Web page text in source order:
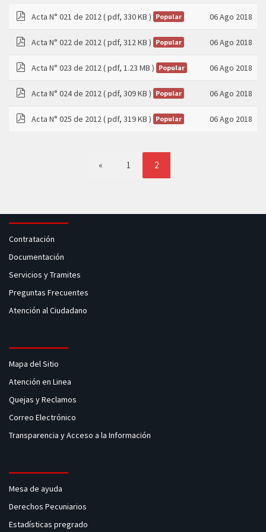
Acta N° 021 de 2012( pdf, 330 KB ) Popular 06 Ago 2018
Acta N° 022 de 2012( pdf, 312 KB ) Popular 06 Ago 2018
Acta N° 023 de 2012( pdf, 1.23 MB ) Popular 06 Ago 2018
Acta N° 024 de 2012( pdf, 309 KB ) Popular 06 Ago 2018
Acta N° 025 de 2012( pdf, 319 KB ) Popular 06 Ago 2018
« 1 2
Contratación
Documentación
Servicios y Tramites
Preguntas Frecuentes
Atención al Ciudadano
Mapa del Sitio
Atención en Linea
Quejas y Reclamos
Correo Electrónico
Transparencia y Acceso a la Información
Mesa de ayuda
Derechos Pecuniarios
Estadísticas pregrado